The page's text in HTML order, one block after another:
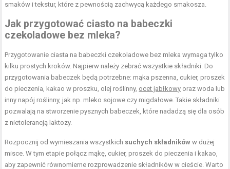
smaków i tekstur, które z pewnością zachwycą każdego smakosza.
Jak przygotować ciasto na babeczki
czekoladowe bez mleka?
Przygotowanie ciasta na babeczki czekoladowe bez mleka wymaga tylko
kilku prostych kroków. Najpierw należy zebrać wszystkie składniki. Do
przygotowania babeczek będą potrzebne: mąka pszenna, cukier, proszek
do pieczenia, kakao w proszku, olej roślinny, ocet jabłkowy oraz woda lub
inny napój roślinny, jak np. mleko sojowe czy migdałowe. Takie składniki
pozwalają na stworzenie pysznych babeczek, które nadadzą się dla osób
z nietolerancją laktozy.
Rozpocznij od wymieszania wszystkich suchych składników w dużej
misce. W tym etapie połącz mąkę, cukier, proszek do pieczenia i kakao,
aby zapewnić równomierne rozprowadzenie składników w cieście. Warto